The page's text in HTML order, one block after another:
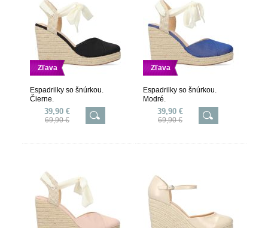
Zľava
Espadrilky so šnúrkou.
Čierne.
39,90 €
69,90 €
Zľava
Espadrilky so šnúrkou.
Modré.
39,90 €
69,90 €